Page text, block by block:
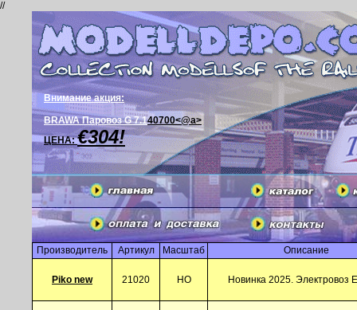
//
Внимание акция:
BRAWA Паровоз G 7.140700<@a>
ЦЕНА:€304!
Производитель Артикул Масштаб Описание
Piko new 21020 HO Новинка 2025. Электровоз